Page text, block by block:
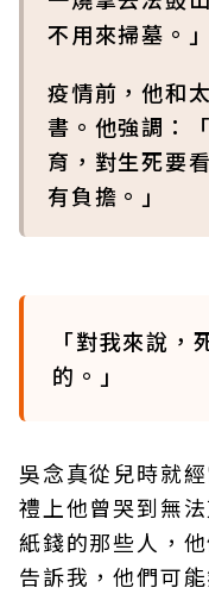
不用來掃墓。」
疫情前，他和
書。他強調：
育，對生死要
有負擔。」
「對我來說
的。」
吳念真從兒時就
禮上他曾哭到無
紙錢的那些人，
告訴我，他們可